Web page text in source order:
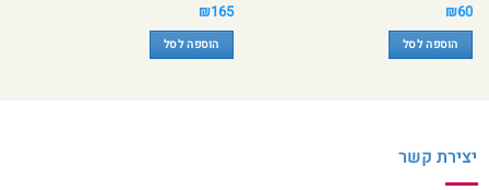
₪60
הוספה לסל
₪165
הוספה לסל
יצירת קשר